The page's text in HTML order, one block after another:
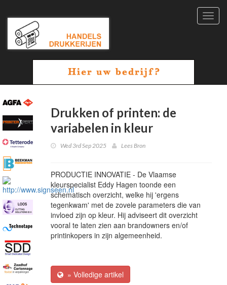
Drukken of printen: de
variabelen in kleur
Wed 3rd Sep 2025 Lees Bron
PRODUCTIE INNOVATIE - De Vlaamse
kleurspecialist Eddy Hagen toonde een
schematisch overzicht, welke hij 'ergens
tegenkwam' met de zovele parameters die van
invloed zijn op kleur. Hij adviseert dit overzicht
vooral te laten zien aan brandowners en/of
printinkopers in zijn algemeenheid.
» Volledige artikel